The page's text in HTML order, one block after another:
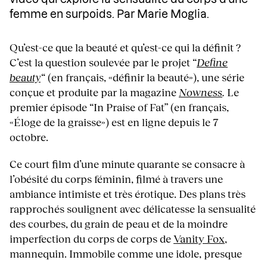
femme en surpoids. Par Marie Moglia.
Qu’est-ce que la beauté et qu’est-ce qui la définit ?
C’est la question soulevée par le projet “Define
beauty“(en français, «définir la beauté»), une série
conçue et produite par la magazine Nowness. Le
premier épisode “In Praise of Fat” (en français,
«Éloge de la graisse») est en ligne depuis le 7
octobre.
Ce court film d’une minute quarante se consacre à
l’obésité du corps féminin, filmé à travers une
ambiance intimiste et très érotique. Des plans très
rapprochés soulignent avec délicatesse la sensualité
des courbes, du grain de peau et de la moindre
imperfection du corps de corps deVanity Fox,
mannequin. Immobile comme une idole, presque